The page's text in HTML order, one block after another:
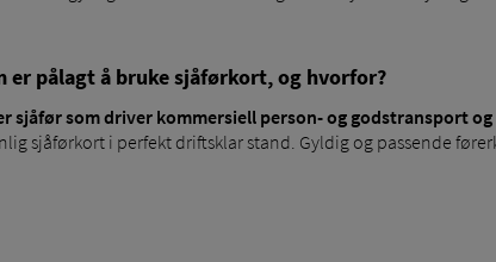
er pålagt å bruke sjåførkort, og hvorfor?
sjåfør som driver kommersiell person- og godstransport og
sjåførkort i perfekt driftsklar stand. Gyldig og passende